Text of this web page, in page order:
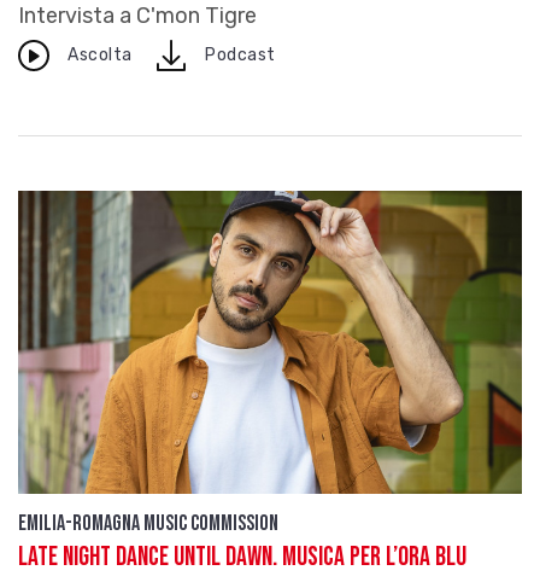
Intervista a C'mon Tigre
Ascolta downloadPodcast
Emilia-Romagna Music Commission
Late Night Dance Until Dawn. Musica per l’ora blu